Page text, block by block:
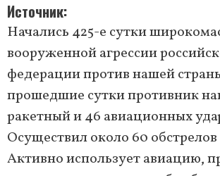
Источник
Начались 425-е сутки
вооруженной агрессии
федерации против нашей
прошедшие сутки противник
ракетный и 46 авиационных
Осуществил около 60
Активно использует авиацию,